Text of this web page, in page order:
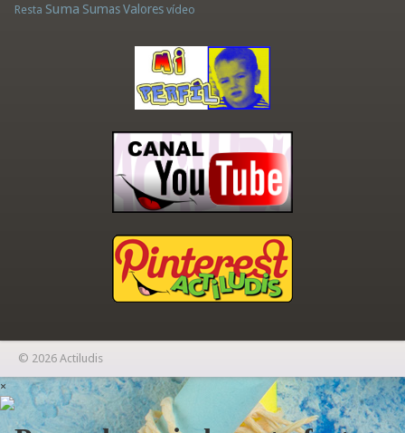
Resta Suma Sumas Valores vídeo
© 2026 Actiludis
×